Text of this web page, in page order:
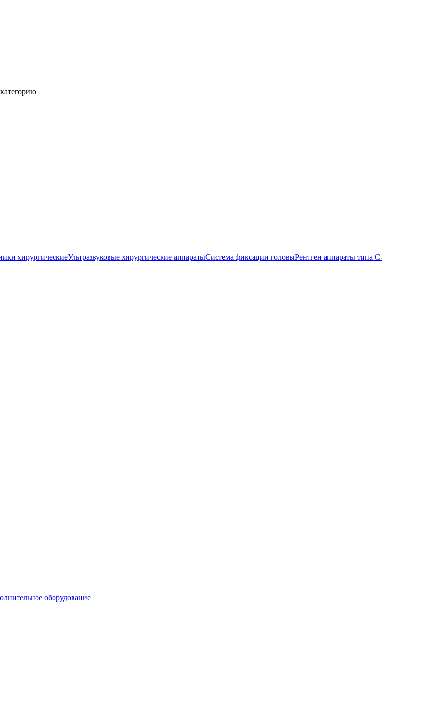
хирургическиеУльтразвуковые хирургические аппаратыСистема фиксации головыРентген аппараты типа С-
оборудование